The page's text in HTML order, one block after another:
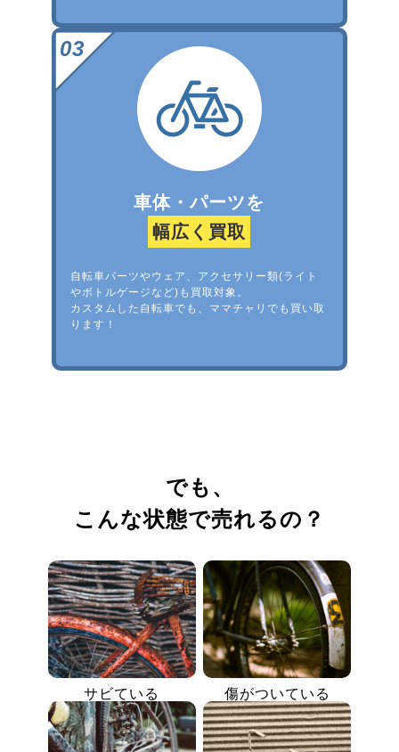
車体・パーツを
幅広く買取
自転車パーツやウェア、アクセサリー類(ライト
やボトルゲージなど)も買取対象。
カスタムした自転車でも、ママチャリでも買い取
ります！
でも、
こんな状態で売れるの？
サビている 傷がついている